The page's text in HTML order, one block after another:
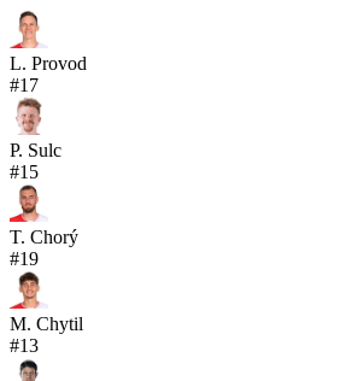
L. Provod
#17
P. Sulc
#15
T. Chorý
#19
M. Chytil
#13